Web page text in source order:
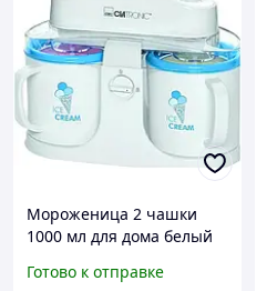
Мороженица 2 чашки
1000 мл для дома белый
Готово к отправке